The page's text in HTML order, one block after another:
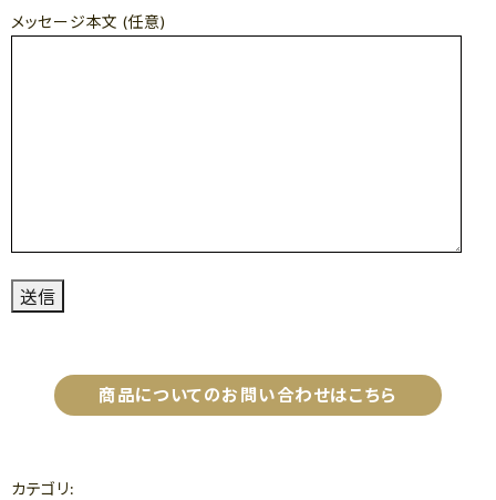
メッセージ本文 (任意)
商品についてのお問い合わせはこちら
カテゴリ: